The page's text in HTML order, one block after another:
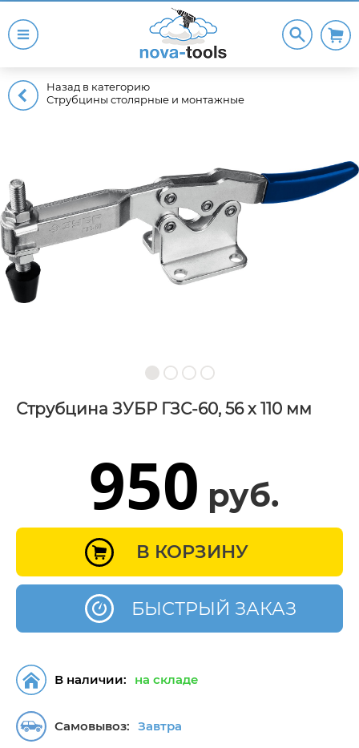
Назад в категорию
Струбцины столярные и монтажные
Струбцина ЗУБР ГЗС-60, 56 х 110 мм
950 руб.
БЫСТРЫЙ ЗАКАЗ
В КОРЗИНУ
Самовывоз: Завтра
В наличии: на складе